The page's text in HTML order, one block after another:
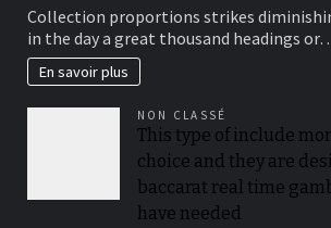
Collection proportions strikes
in the day a great thousand headings
En savoir plus
NON CLASSÉ
This type of include
choice and they are
baccarat real time
have needed